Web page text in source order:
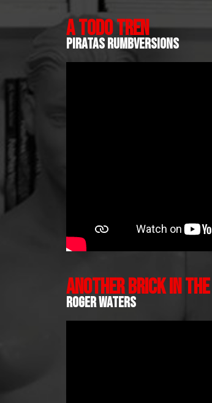
A TODO TREN
piratas rumbversions
ANOTHER BRICK IN
ROGER WATERS